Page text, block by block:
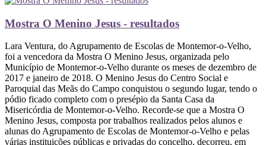
Mostra O Menino Jesus - resultados
Lara Ventura, do Agrupamento de Escolas de Montemor-o-Velho,
foi a vencedora da Mostra O Menino Jesus, organizada pelo
Município de Montemor-o-Velho durante os meses de dezembro de
2017 e janeiro de 2018. O Menino Jesus do Centro Social e
Paroquial das Meãs do Campo conquistou o segundo lugar, tendo o
pódio ficado completo com o presépio da Santa Casa da
Misericórdia de Montemor-o-Velho. Recorde-se que a Mostra O
Menino Jesus, composta por trabalhos realizados pelos alunos e
alunas do Agrupamento de Escolas de Montemor-o-Velho e pelas
várias instituições públicas e privadas do concelho, decorreu, em